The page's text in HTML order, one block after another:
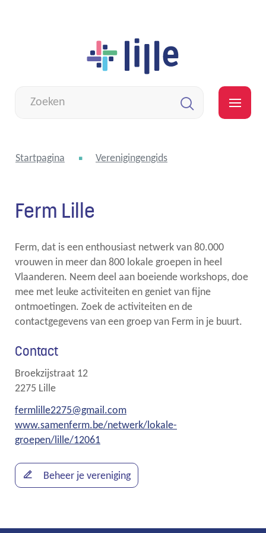
inhoud
zoek
Startpagina Verenigingengids
Ferm Lille
Ferm, dat is een enthousiast netwerk van 80.000
vrouwen in meer dan 800 lokale groepen in heel
Vlaanderen. Neem deel aan boeiende workshops, doe
mee met leuke activiteiten en geniet van fijne
ontmoetingen. Zoek de activiteiten en de
contactgegevens van een groep van Ferm in je buurt.
Contact
Broekzijstraat 12
,2275 Lille
E-
mail
fermlille2275@gmail.com
Website
www.samenferm.be/netwerk/lokale-
groepen/lille/12061
Beheer je vereniging